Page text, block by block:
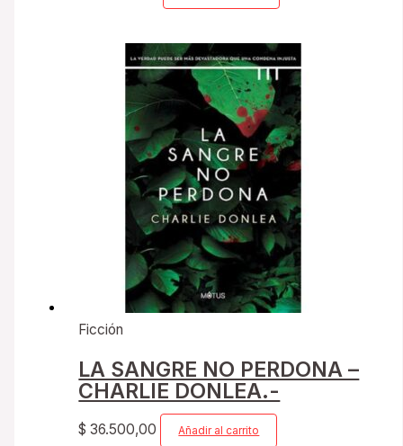
Ficción
LA SANGRE NO PERDONA –
CHARLIE DONLEA.-
$ 36.500,00 Añadir al carrito